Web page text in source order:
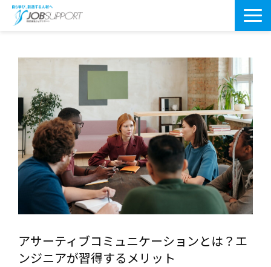
よくあるご質問
導入事例
お役立ちブログ
会社案内・アクセス
アサーティブコミュニケーションとは？エ
ンジニアが習得するメリット